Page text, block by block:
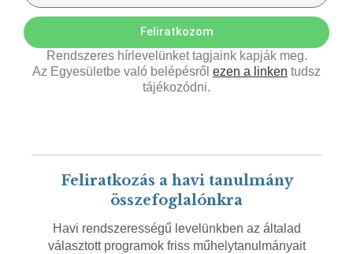
Feliratkozom
Rendszeres hírlevelünket tagjaink kapják meg.
Az Egyesületbe való belépésről ezen a linken tudsz
tájékozódni.
Feliratkozás a havi tanulmány
összefoglalónkra
Havi rendszerességű levelünkben az általad
választott programok friss műhelytanulmányait